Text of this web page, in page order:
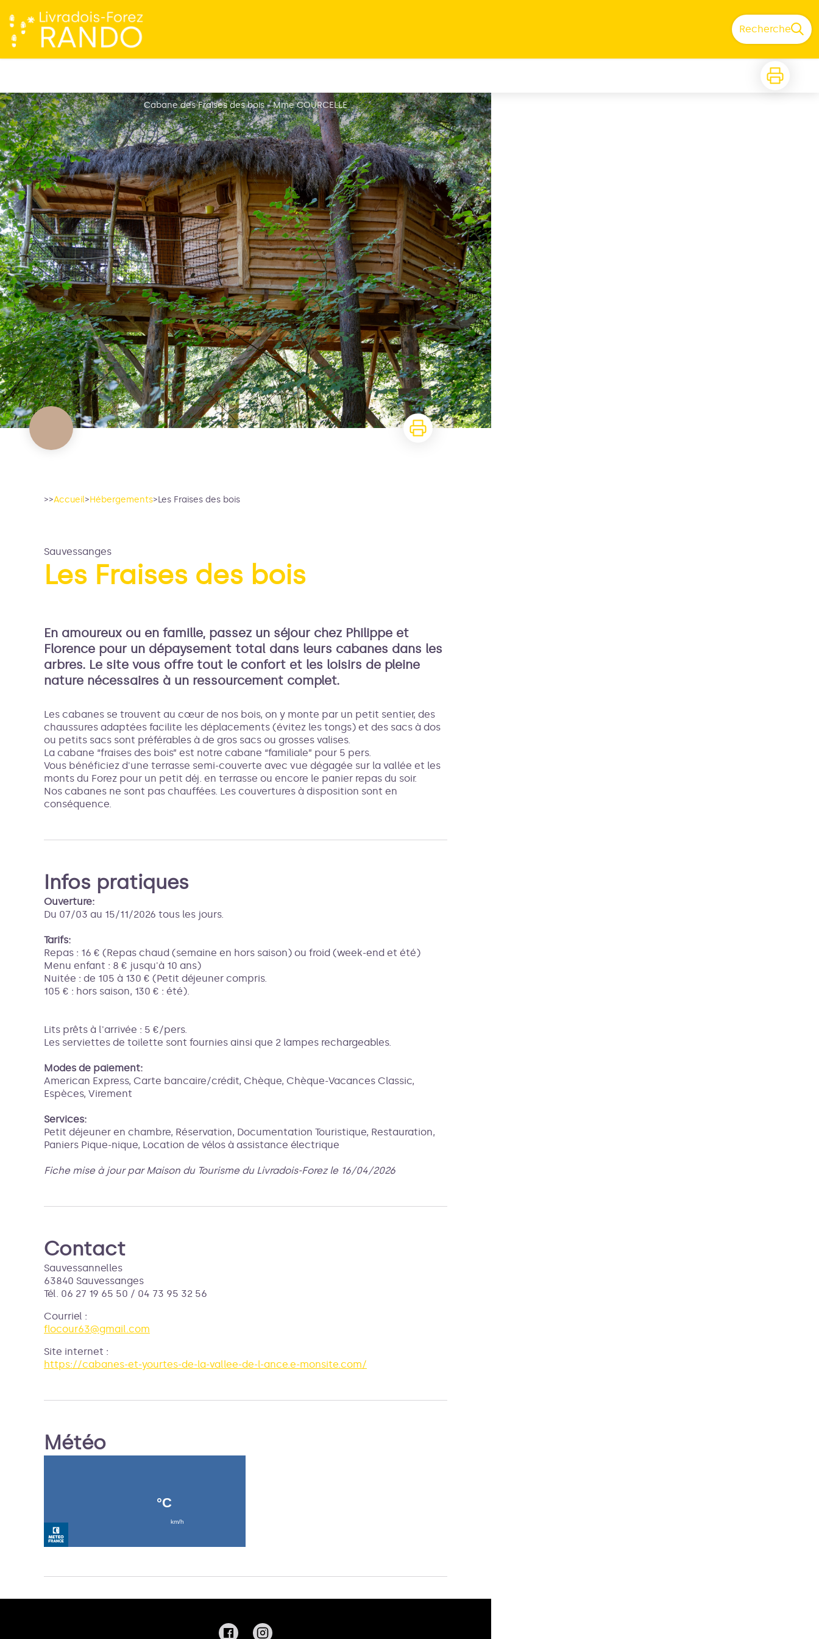
Recherche
Cabane des Fraises des bois - Mme COURCELLE
>>Accueil>Hébergements>Les Fraises des bois
Sauvessanges
Les Fraises des bois
En amoureux ou en famille, passez un séjour chez Philippe et
Florence pour un dépaysement total dans leurs cabanes dans les
arbres. Le site vous offre tout le confort et les loisirs de pleine
nature nécessaires à un ressourcement complet.
Les cabanes se trouvent au cœur de nos bois, on y monte par un petit sentier, des
chaussures adaptées facilite les déplacements (évitez les tongs) et des sacs à dos
ou petits sacs sont préférables à de gros sacs ou grosses valises.
La cabane “fraises des bois” est notre cabane “familiale” pour 5 pers.
Vous bénéficiez d'une terrasse semi-couverte avec vue dégagée sur la vallée et les
monts du Forez pour un petit déj. en terrasse ou encore le panier repas du soir.
Nos cabanes ne sont pas chauffées. Les couvertures à disposition sont en
conséquence.
Infos pratiques
Ouverture:
Du 07/03 au 15/11/2026 tous les jours.
Tarifs:
Repas : 16 € (Repas chaud (semaine en hors saison) ou froid (week-end et été)
Menu enfant : 8 € jusqu'à 10 ans)
Nuitée : de 105 à 130 € (Petit déjeuner compris.
105 € : hors saison, 130 € : été).
Lits prêts à l'arrivée : 5 €/pers.
Les serviettes de toilette sont fournies ainsi que 2 lampes rechargeables.
Modes de paiement:
American Express, Carte bancaire/crédit, Chèque, Chèque-Vacances Classic,
Espèces, Virement
Services:
Petit déjeuner en chambre, Réservation, Documentation Touristique, Restauration,
Paniers Pique-nique, Location de vélos à assistance électrique
Fiche mise à jour par Maison du Tourisme du Livradois-Forez le 16/04/2026
Contact
Sauvessannelles
63840 Sauvessanges
Tél. 06 27 19 65 50 / 04 73 95 32 56
Courriel :
flocour63@gmail.com
Site internet :
https://cabanes-et-yourtes-de-la-vallee-de-l-ance.e-monsite.com/
Météo